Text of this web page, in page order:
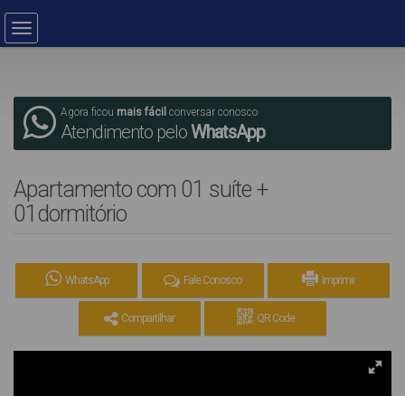
Agora ficou mais fácil conversar conosco
Atendimento peloWhatsApp
Apartamento com 01 suíte +
01dormitório
WhatsApp Fale Conosco Imprimir
Compartilhar QR Code